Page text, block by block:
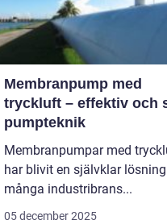
Membranpump med
tryckluft – effektiv och
pumpteknik
Membranpumpar med
har blivit en självklar
många industribrans...
05 december 2025